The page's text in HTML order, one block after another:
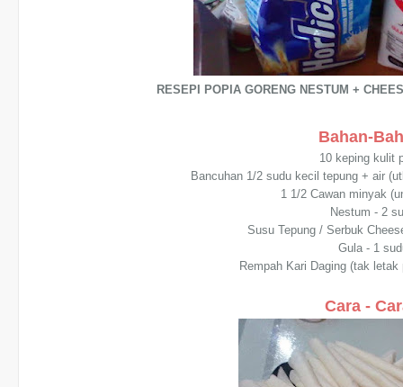
RESEPI POPIA GORENG NESTUM +
Bahan-
10 keping kulit
Bancuhan 1/2 sudu kecil tepung + air
1 1/2 Cawan minyak
Nestum - 2
Susu Tepung / Serbuk
Gula - 1
Rempah Kari Daging (tak
Cara -